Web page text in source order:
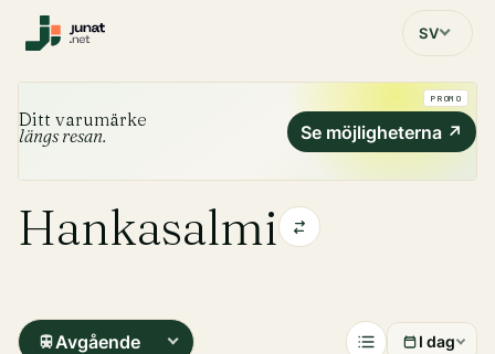
SV
Ditt varumärke
längs resan. Se möjligheterna ↗
PROMO
Hankasalmi
Avgående I dag